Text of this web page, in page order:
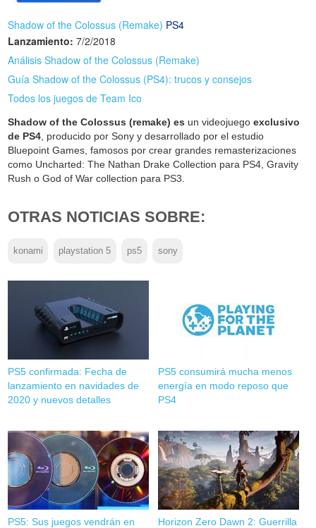
Shadow of the Colossus (Remake) PS4
Lanzamiento: 7/2/2018
Análisis Shadow of the Colossus (Remake)
Guía Shadow of the Colossus (PS4): trucos y consejos
Todos los juegos de Team Ico
Shadow of the Colossus (remake) es un videojuegoexclusivo
de PS4 , producido por Sony y desarrollado por el estudio
Bluepoint Games, famosos por crear grandes remasterizaciones
como Uncharted: The Nathan Drake Collection para PS4, Gravity
Rush o God of War collection para PS3.
OTRAS NOTICIAS SOBRE:
konami playstation 5 ps5 sony
PS5 confirmada: Fecha de
lanzamiento en navidades de
2020 y nuevos detalles
PS5 consumirá mucha menos
energía en modo reposo que
PS4
PS5: Sus juegos vendrán en
Horizon Zero Dawn 2: Guerrilla